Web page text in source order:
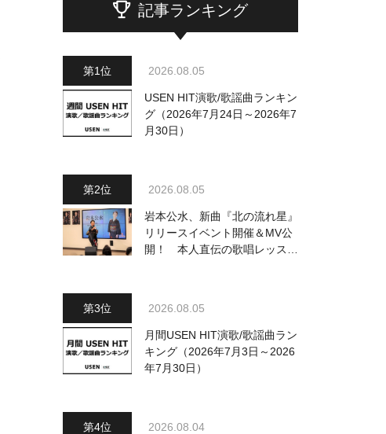
記事ランキング
2026.08.05
USEN HIT演歌/歌謡曲ランキン
グ（2026年7月24日～2026年7
月30日）
2026.08.05
岩本公水、新曲『北の流れ星』
リリースイベント開催＆MV公
開！ 本人直伝の歌唱レッスン
2026.08.05
月間USEN HIT演歌/歌謡曲ラン
キング（2026年7月3日～2026
年7月30日）
2026.08.04